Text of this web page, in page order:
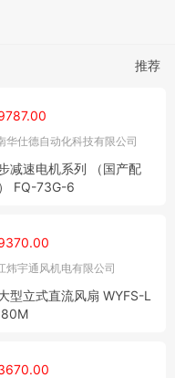
推荐
华仕德自动化科技有限公司
减速电机系列 （国产配
FQ-73G-6
炜宇通风机电有限公司
型立式直流风扇 WYFS-L